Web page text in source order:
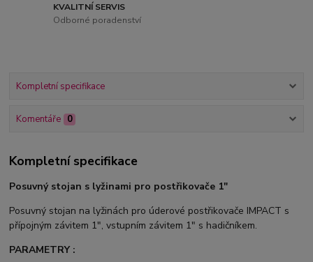
KVALITNÍ SERVIS
Odborné poradenství
Kompletní specifikace
Komentáře 0
Kompletní specifikace
Posuvný stojan s lyžinami pro postřikovače 1"
Posuvný stojan na lyžinách pro úderové postřikovače IMPACT s
přípojným závitem 1", vstupním závitem 1" s hadičníkem.
PARAMETRY :